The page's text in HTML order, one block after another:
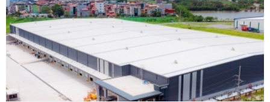
DỰ ÁN
TUYỂN DỤNG
TIN TỨC
LIÊN HỆ